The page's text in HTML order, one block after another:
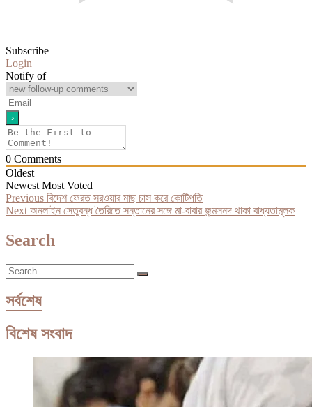
Subscribe
Login
Notify of
0 Comments
Oldest
Newest Most Voted
Post
navigation
Previous Previous
post:
বিদেশ ফেরত সরওয়ার মাছ চাস করে কোটিপতি
Next Next
অনলাইন সেতুবন্ধ তৈরিতে সন্তানের সঙ্গে মা-বাবার জন্মসনদ থাকা বাধ্যতামূলক
Search
Search
…
সর্বশেষ
বিশেষ সংবাদ